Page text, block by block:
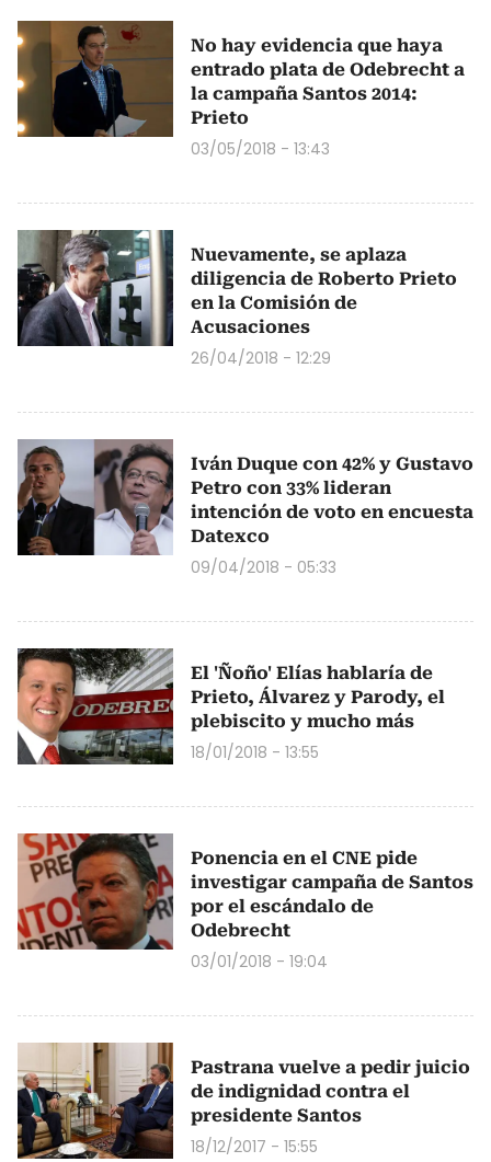
No hay evidencia que haya
entrado plata de Odebrecht a
la campaña Santos 2014:
Prieto
03/05/2018 - 13:43
Nuevamente, se aplaza
diligencia de Roberto Prieto
en la Comisión de
Acusaciones
26/04/2018 - 12:29
Iván Duque con 42% y Gustavo
Petro con 33% lideran
intención de voto en encuesta
Datexco
09/04/2018 - 05:33
El 'Ñoño' Elías hablaría de
Prieto, Álvarez y Parody, el
plebiscito y mucho más
18/01/2018 - 13:55
Ponencia en el CNE pide
investigar campaña de Santos
por el escándalo de
Odebrecht
03/01/2018 - 19:04
Pastrana vuelve a pedir juicio
de indignidad contra el
presidente Santos
18/12/2017 - 15:55